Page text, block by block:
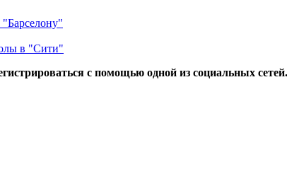
в "Сити"
с помощью одной из социальных сетей.